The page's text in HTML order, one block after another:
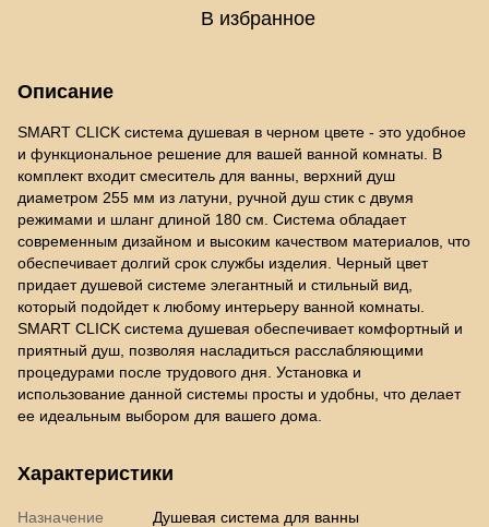
В избранное
Описание
SMART CLICK система душевая в черном цвете - это удобное
и функциональное решение для вашей ванной комнаты. В
комплект входит смеситель для ванны, верхний душ
диаметром 255 мм из латуни, ручной душ стик с двумя
режимами и шланг длиной 180 см. Система обладает
современным дизайном и высоким качеством материалов, что
обеспечивает долгий срок службы изделия. Черный цвет
придает душевой системе элегантный и стильный вид,
который подойдет к любому интерьеру ванной комнаты.
SMART CLICK система душевая обеспечивает комфортный и
приятный душ, позволяя насладиться расслабляющими
процедурами после трудового дня. Установка и
использование данной системы просты и удобны, что делает
ее идеальным выбором для вашего дома.
Характеристики
Назначение
Душевая система для ванны